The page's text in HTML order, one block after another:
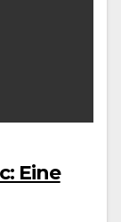
Eine